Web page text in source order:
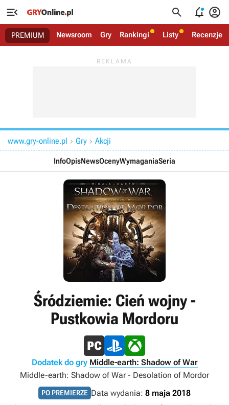
   
PREMIUM Newsroom Gry Rankingi Listy Recenzje
www.gry-online.pl  Gry  Akcji
InfoOpisNewsOcenyWymaganiaSeria
Śródziemie: Cień wojny -
Pustkowia Mordoru
Dodatek do gry Middle-earth: Shadow of War
Middle-earth: Shadow of War - Desolation of Mordor
PO PREMIERZE Data wydania: 8 maja 2018